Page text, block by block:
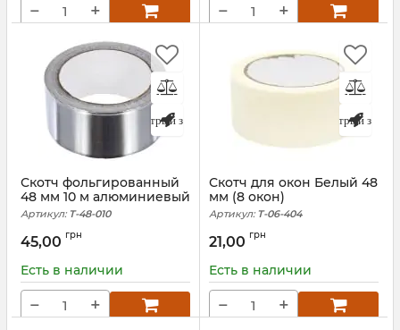
− + − +
Быстрый заказ
Скотч фольгированный
48 мм 10 м алюминиевый
Артикул: Т-48-010
45,00 грн
Есть в наличии
− +
Быстрый заказ
Скотч для окон Белый 48
мм (8 окон)
Артикул: T-06-404
21,00 грн
Есть в наличии
− +